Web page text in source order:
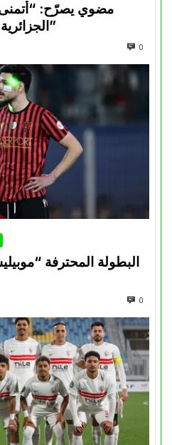
مضوي يصرّح: “أتمنى
الجزائرية في المسابقات القارية”
0
البطولة المحترفة
0